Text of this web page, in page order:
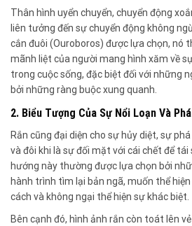
Thân hình uyển chuyển, chuyển động
liên tưởng đến sự chuyển động không
cắn đuôi (Ouroboros) được lựa chọn, nó
mãnh liệt của người mang hình xăm về
trong cuộc sống, đặc biệt đối với những
bởi những ràng buộc xung quanh.
2. Biểu Tượng Của Sự Nổi Loạn Và
Rắn cũng đại diện cho sự hủy diệt, sự
và đôi khi là sự đối mặt với cái chết để
hướng này thường được lựa chọn bởi
hành trình tìm lại bản ngã, muốn thể
cách và không ngại thể hiện sự khác biệt.
Bên cạnh đó, hình ảnh rắn còn toát lên